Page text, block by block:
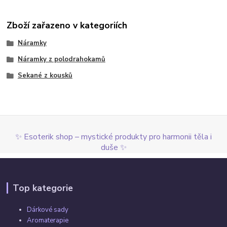
Zboží zařazeno v kategoriích
Náramky
Náramky z polodrahokamů
Sekané z kousků
✨ Esoterik shop – mystické produkty pro harmonii těla i
duše ✨
Top kategorie
Dárkové sady
Aromaterapie